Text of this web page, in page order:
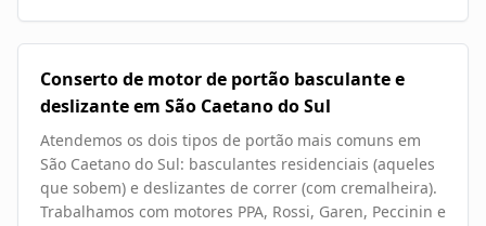
Conserto de motor de portão basculante e
deslizante em São Caetano do Sul
Atendemos os dois tipos de portão mais comuns em
São Caetano do Sul: basculantes residenciais (aqueles
que sobem) e deslizantes de correr (com cremalheira).
Trabalhamos com motores PPA, Rossi, Garen, Peccinin e